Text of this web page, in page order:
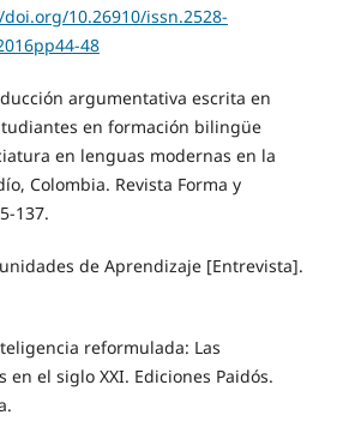
10.26910/issn.2528-
48
argumentativa escrita en
en formación bilingüe
en lenguas modernas en la
Colombia. Revista Forma y
137.
de Aprendizaje [Entrevista].
reformulada: Las
el siglo XXI. Ediciones Paidós.